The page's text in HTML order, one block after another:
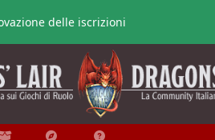
delle iscrizioni